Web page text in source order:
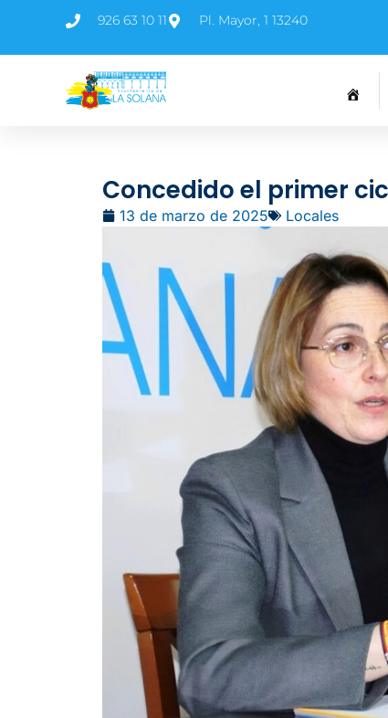
926 63 10 11 Pl. Mayor, 1 13240
Concedido el primer
13 de marzo de 2025 Locales